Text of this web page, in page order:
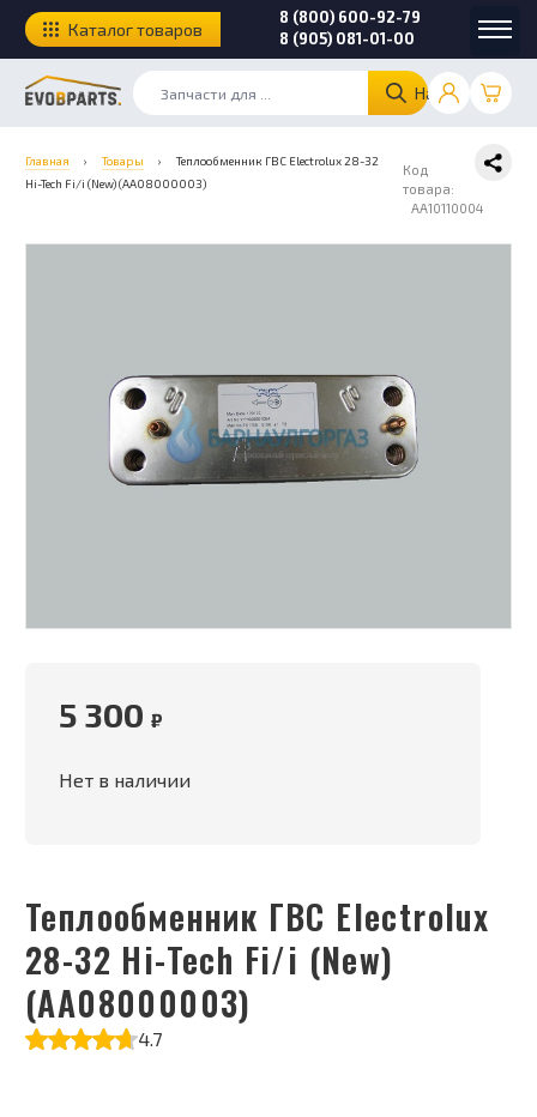
Найти
8 (800) 600-92-79
8 (905) 081-01-00
Каталог товаров
Главная › Товары ›
Теплообменник ГВС Electrolux 28-32
Hi-Tech Fi/i (New) (AA08000003)
Код
товара:
AA10110004
Теплообменник ГВС Electrolux
28-32 Hi-Tech Fi/i (New)
(AA08000003)
4.7
5 300 ₽
Нет в наличии